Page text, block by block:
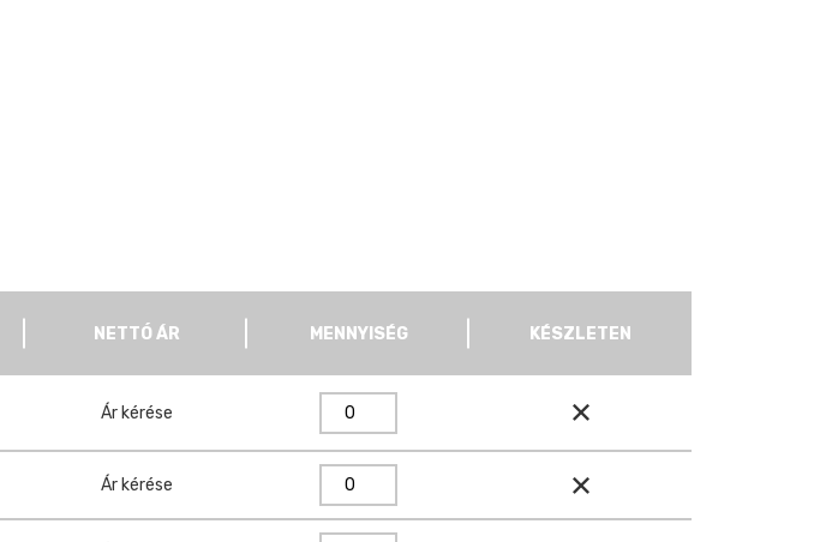
NETTÓ ÁR MENNYISÉG KÉSZLETEN
Ár kérése
Ár kérése